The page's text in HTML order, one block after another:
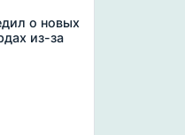
о новых
из-за